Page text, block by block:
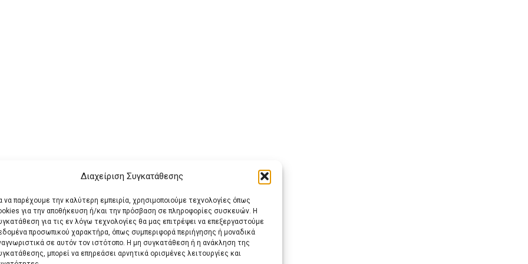
Διαχείριση Συγκατάθεσης
να παρέχουμε την καλύτερη εμπειρία, χρησιμοποιούμε τεχνολογίες όπως
για την αποθήκευση ή/και την πρόσβαση σε πληροφορίες συσκευών. Η
για τις εν λόγω τεχνολογίες θα μας επιτρέψει να επεξεργαστούμε
προσωπικού χαρακτήρα, όπως συμπεριφορά περιήγησης ή μοναδικά
σε αυτόν τον ιστότοπο. Η μη συγκατάθεση ή η ανάκληση της
μπορεί να επηρεάσει αρνητικά ορισμένες λειτουργίες και